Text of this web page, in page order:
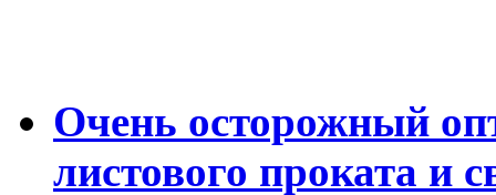
Очень осторожный
листового проката и